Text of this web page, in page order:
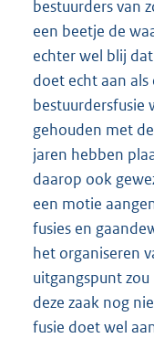
bestuurders van
een beetje de
echter wel blij
doet echt aan
bestuurdersfusie
gehouden met
jaren hebben
daarop ook
een motie
fusies en
het organiseren
uitgangspunt
deze zaak nog
fusie doet wel